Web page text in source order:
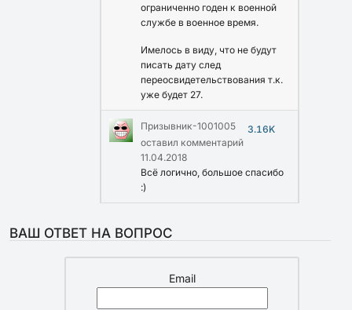
ограниченно годен к военной
службе в военное время.
Имелось в виду, что не будут
писать дату след
переосвидетельствования т.к.
уже будет 27.
Призывник-1001005
3.16K
оставил комментарий
11.04.2018
Всё логично, большое спасибо
:)
ВАШ ОТВЕТ НА ВОПРОС
Email